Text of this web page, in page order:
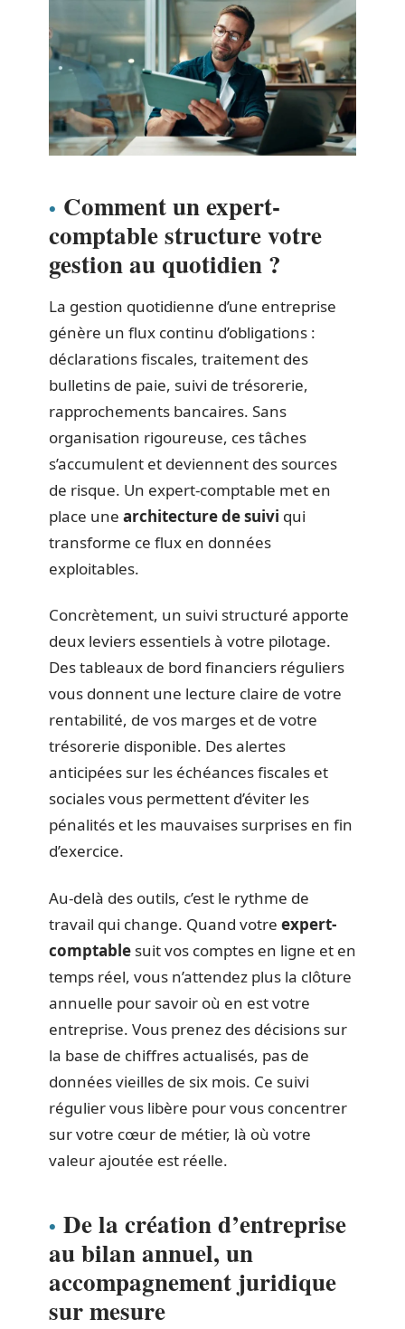
Comment un expert-
comptable structure votre
gestion au quotidien ?
La gestion quotidienne d’une entreprise
génère un flux continu d’obligations :
déclarations fiscales, traitement des
bulletins de paie, suivi de trésorerie,
rapprochements bancaires. Sans
organisation rigoureuse, ces tâches
s’accumulent et deviennent des sources
de risque. Un expert-comptable met en
place une architecture de suivi qui
transforme ce flux en données
exploitables.
Concrètement, un suivi structuré apporte
deux leviers essentiels à votre pilotage.
Des tableaux de bord financiers réguliers
vous donnent une lecture claire de votre
rentabilité, de vos marges et de votre
trésorerie disponible. Des alertes
anticipées sur les échéances fiscales et
sociales vous permettent d’éviter les
pénalités et les mauvaises surprises en fin
d’exercice.
Au-delà des outils, c’est le rythme de
travail qui change. Quand votre expert-
comptable suit vos comptes en ligne et en
temps réel, vous n’attendez plus la clôture
annuelle pour savoir où en est votre
entreprise. Vous prenez des décisions sur
la base de chiffres actualisés, pas de
données vieilles de six mois. Ce suivi
régulier vous libère pour vous concentrer
sur votre cœur de métier, là où votre
valeur ajoutée est réelle.
De la création d’entreprise
au bilan annuel, un
accompagnement juridique
sur mesure